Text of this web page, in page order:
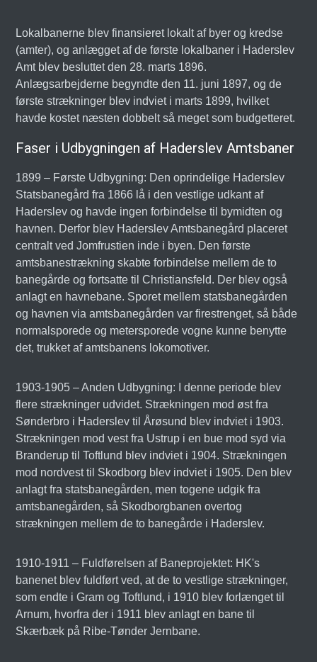
Lokalbanerne blev finansieret lokalt af byer og kredse
(amter), og anlægget af de første lokalbaner i Haderslev
Amt blev besluttet den 28. marts 1896.
Anlægsarbejderne begyndte den 11. juni 1897, og de
første strækninger blev indviet i marts 1899, hvilket
havde kostet næsten dobbelt så meget som budgetteret.
Faser i Udbygningen af Haderslev Amtsbaner
1899 – Første Udbygning: Den oprindelige Haderslev
Statsbanegård fra 1866 lå i den vestlige udkant af
Haderslev og havde ingen forbindelse til bymidten og
havnen. Derfor blev Haderslev Amtsbanegård placeret
centralt ved Jomfrustien inde i byen. Den første
amtsbanestrækning skabte forbindelse mellem de to
banegårde og fortsatte til Christiansfeld. Der blev også
anlagt en havnebane. Sporet mellem statsbanegården
og havnen via amtsbanegården var firestrenget, så både
normalsporede og metersporede vogne kunne benytte
det, trukket af amtsbanens lokomotiver.
1903-1905 – Anden Udbygning: I denne periode blev
flere strækninger udvidet. Strækningen mod øst fra
Sønderbro i Haderslev til Årøsund blev indviet i 1903.
Strækningen mod vest fra Ustrup i en bue mod syd via
Branderup til Toftlund blev indviet i 1904. Strækningen
mod nordvest til Skodborg blev indviet i 1905. Den blev
anlagt fra statsbanegården, men togene udgik fra
amtsbanegården, så Skodborgbanen overtog
strækningen mellem de to banegårde i Haderslev.
1910-1911 – Fuldførelsen af Baneprojektet: HK's
banenet blev fuldført ved, at de to vestlige strækninger,
som endte i Gram og Toftlund, i 1910 blev forlænget til
Arnum, hvorfra der i 1911 blev anlagt en bane til
Skærbæk på Ribe-Tønder Jernbane.